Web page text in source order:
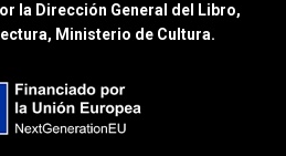
la Dirección General del Libro,
Ministerio de Cultura.